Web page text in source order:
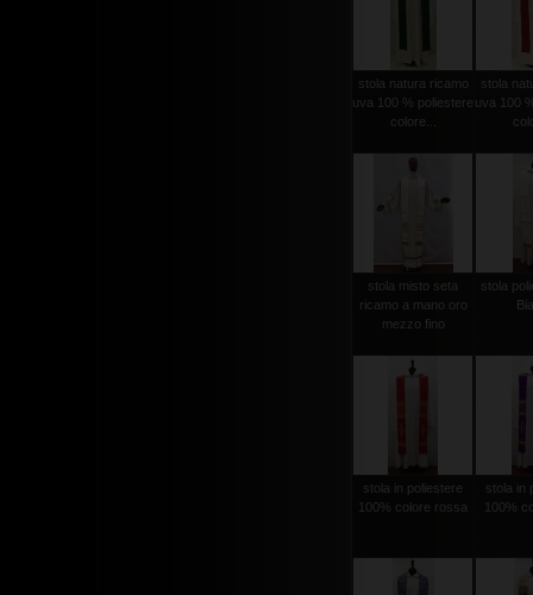
stola natura ricamo
uva 100 % poliestere
colore...
stola
uva 100
stola misto seta
ricamo a mano oro
mezzo fino
stola
stola in poliestere
100% colore rossa
stola in
100%